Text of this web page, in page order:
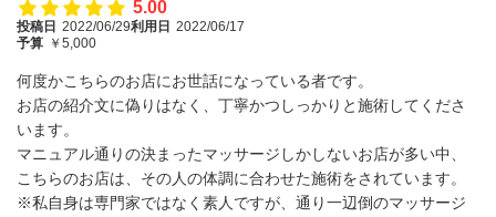
5.00
投稿日 2022/06/29利用日 2022/06/17
予算 ￥5,000
何度かこちらのお店にお世話になっている者です。
お店の紹介文に偽りはなく、丁寧かつしっかりと施術してくださ
います。
マニュアル通りの決まったマッサージしかしないお店が多い中、
こちらのお店は、その人の体調に合わせた施術をされています。
※私自身は専門家ではなく素人ですが、通り一辺倒のマッサージ